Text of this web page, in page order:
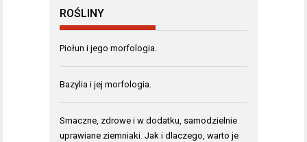
ROŚLINY
Piołun i jego morfologia.
Bazylia i jej morfologia.
Smaczne, zdrowe i w dodatku, samodzielnie
uprawiane ziemniaki. Jak i dlaczego, warto je